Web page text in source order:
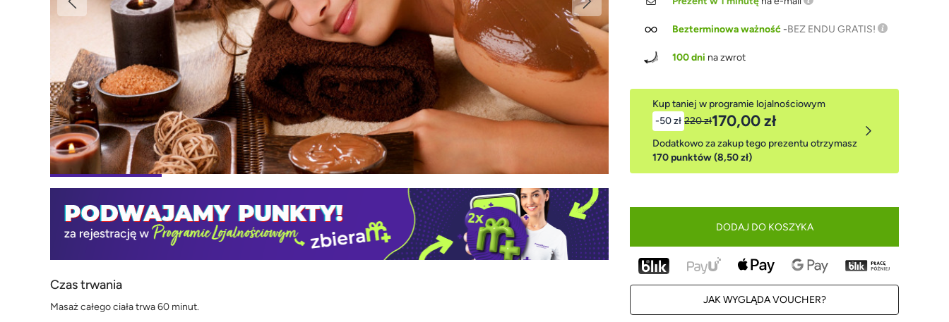
Czas trwania
Masaż całego ciała trwa 60 minut.
Bezterminowa ważność-BEZ ENDU GRATIS!
100 dni na zwrot
Kup taniej w programie lojalnościowym
-50 zł 220 zł170,00 zł
Dodatkowo za zakup tego prezentu otrzymasz
170 punktów (8,50 zł)
DODAJ DO KOSZYKA
JAK WYGLĄDA VOUCHER?